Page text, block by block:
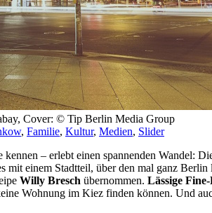
Cover: © Tip Berlin Media Group
, Familie, Kultur, Medien, Slider
– erlebt einen spannenden
mit einem Stadtteil, über den mal ganz Berlin
Willy Bresch übernommen. Lässige
Wohnung im Kiez finden können. Und